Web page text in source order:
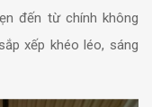
đến từ chính không
xếp khéo léo, sáng